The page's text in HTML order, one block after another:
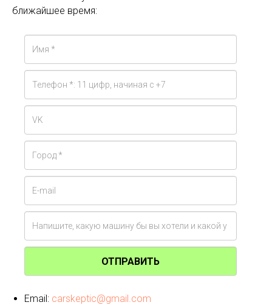
ближайшее время:
ОТПРАВИТЬ
Email: carskeptic@gmail.com